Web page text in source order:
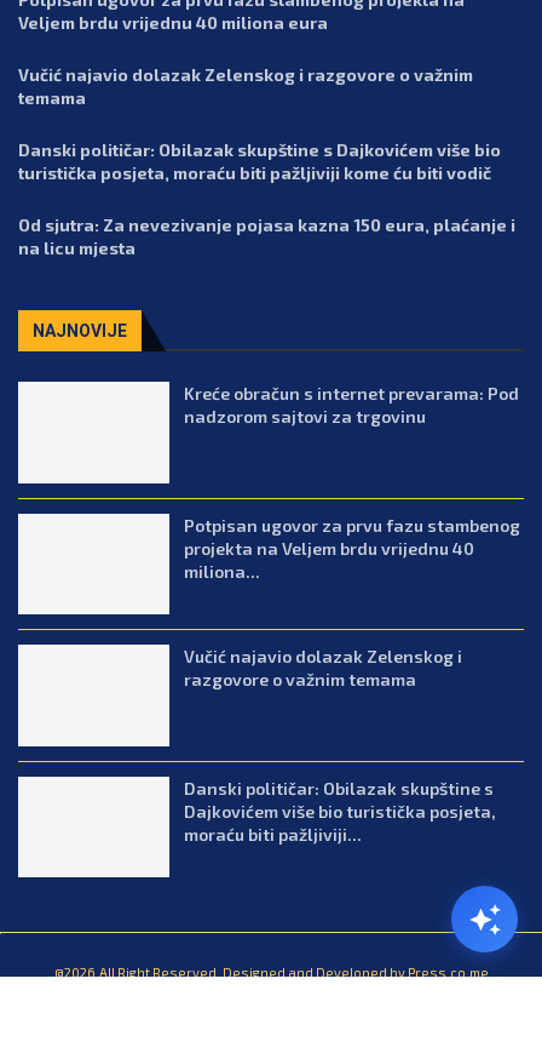
Veljem brdu vrijednu 40 miliona eura
Vučić najavio dolazak Zelenskog i razgovore o važnim
temama
Danski političar: Obilazak skupštine s Dajkovićem više bio
turistička posjeta, moraću biti pažljiviji kome ću biti vodič
Od sjutra: Za nevezivanje pojasa kazna 150 eura, plaćanje i
na licu mjesta
NAJNOVIJE
Kreće obračun s internet prevarama: Pod
nadzorom sajtovi za trgovinu
Potpisan ugovor za prvu fazu stambenog
projekta na Veljem brdu vrijednu 40
miliona...
Vučić najavio dolazak Zelenskog i
razgovore o važnim temama
Danski političar: Obilazak skupštine s
Dajkovićem više bio turistička posjeta,
moraću biti pažljiviji...
@2026.All Right Reserved. Designed and Developed by Press.co.me